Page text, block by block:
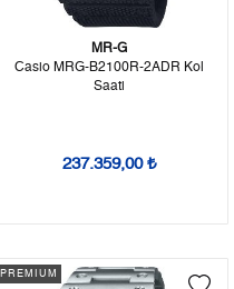
MR-G
Casio MRG-B2100R-2ADR Kol
Saati
237.359,00 ₺
PREMIUM